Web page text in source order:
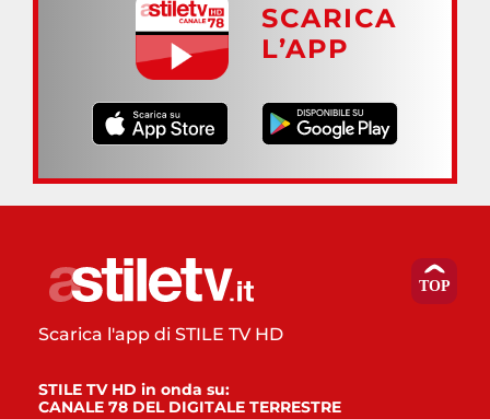
SCARICA
L’APP
Scarica l'app di STILE TV HD
STILE TV HD in onda su:
CANALE 78 DEL DIGITALE TERRESTRE